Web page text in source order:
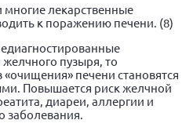
лекарственные
к поражению печени. (8)
пузыря, то
печени становятся
Повышается риск желчной
диареи, аллергии и
заболевания.